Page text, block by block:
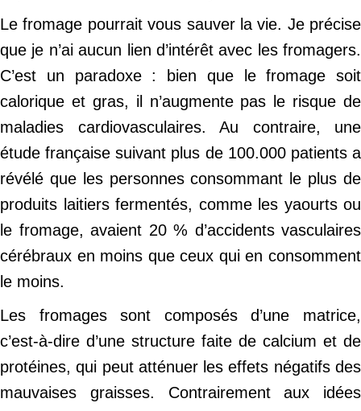
Le fromage pourrait vous sauver la vie. Je précise
que je n’ai aucun lien d’intérêt avec les fromagers.
C’est un paradoxe : bien que le fromage soit
calorique et gras, il n’augmente pas le risque de
maladies cardiovasculaires. Au contraire, une
étude française suivant plus de 100.000 patients a
révélé que les personnes consommant le plus de
produits laitiers fermentés, comme les yaourts ou
le fromage, avaient 20 % d’accidents vasculaires
cérébraux en moins que ceux qui en consomment
le moins.
Les fromages sont composés d’une matrice,
c’est-à-dire d’une structure faite de calcium et de
protéines, qui peut atténuer les effets négatifs des
mauvaises graisses. Contrairement aux idées